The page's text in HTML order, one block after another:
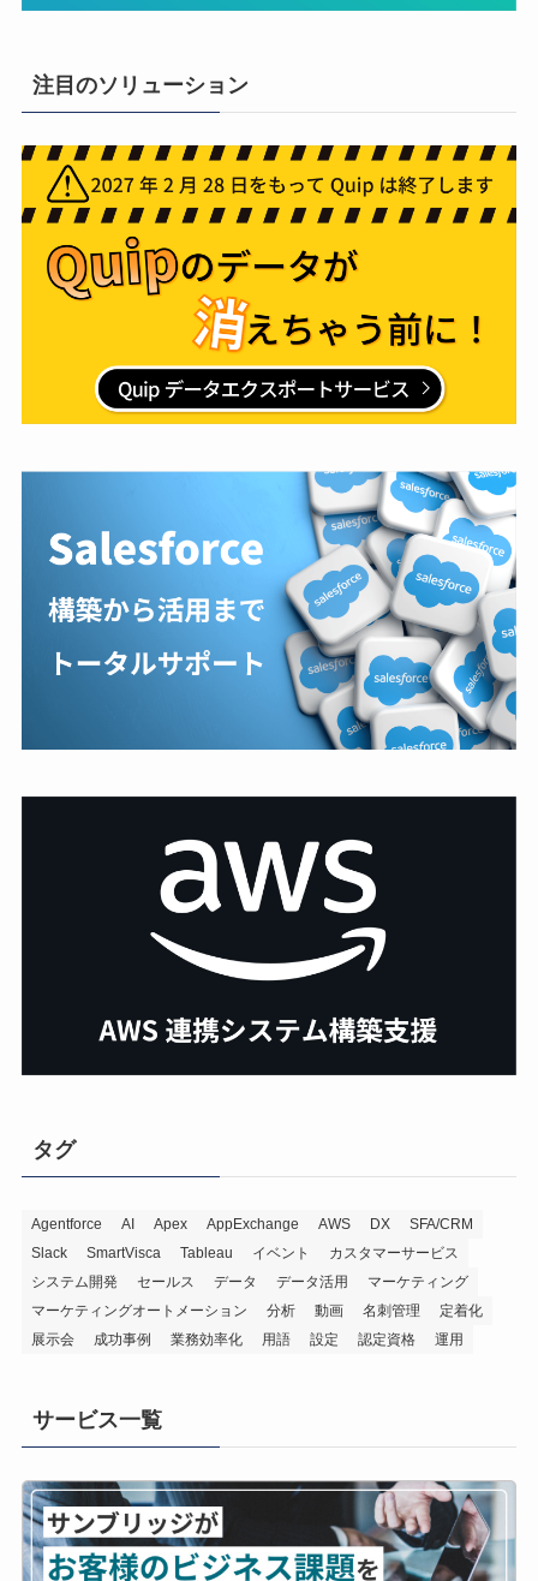
注目のソリューション
タグ
Agentforce AI Apex AppExchange AWS DX
SFA/CRM
Slack
SmartVisca Tableau イベント
カスタマーサービス
システム開発
セールス データ データ活用
マーケティング
マーケティングオートメーション
分析 動画 名刺管理
定着化
展示会
成功事例 業務効率化 用語 設定 認定資格 運用
サービス一覧